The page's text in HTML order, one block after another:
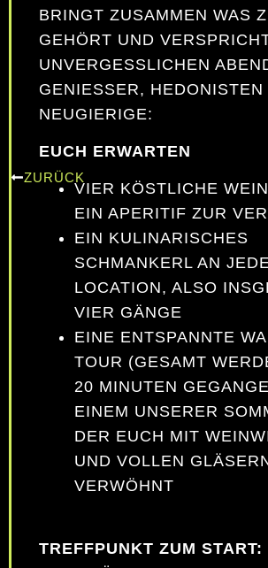
BRINGT ZUSAMMEN WAS
GEHÖRT UND
UNVERGESSLICHEN
GENIESSER, HEDONISTEN
EUGIERIGE:
EUCH ERWARTEN
VIER KÖSTLICHE
EIN APERITIF ZUR
EIN KULINARISCHES
SCHMANKERL AN
LOCATION, ALSO
VIER GÄNGE
EINE ENTSPANNTE
TOUR (GESAMT
20 MINUTEN
EINEM UNSERER
DER EUCH MIT
UND VOLLEN
VERWÖHNT
TREFFPUNKT ZUM START:
ZURÜCK